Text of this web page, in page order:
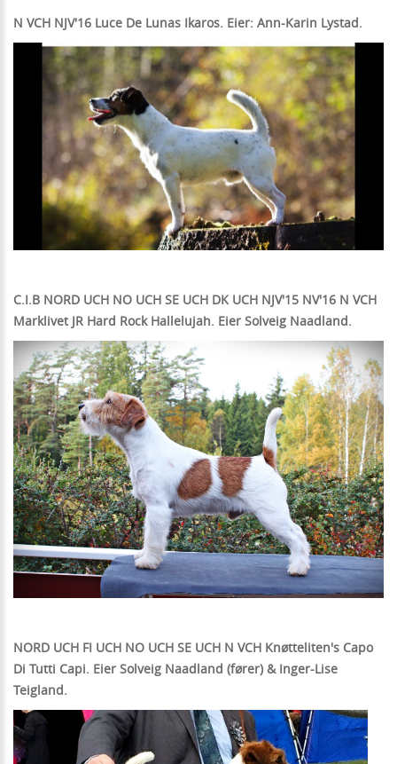
N VCH NJV'16 Luce De Lunas Ikaros. Eier: Ann-Karin Lystad.
C.I.B NORD UCH NO UCH SE UCH DK UCH NJV'15 NV'16 N VCH
Marklivet JR Hard Rock Hallelujah. Eier Solveig Naadland.
NORD UCH FI UCH NO UCH SE UCH N VCH Knøtteliten's Capo
Di Tutti Capi. Eier Solveig Naadland (fører) & Inger-Lise
Teigland.